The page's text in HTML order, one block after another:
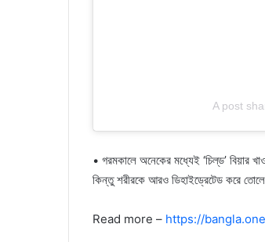
A post
• গরমকালে অনেকের মধ্যেই ‘চিল্‌ড’ বিয়ার
কিন্তু শরীরকে আরও ডিহাইড্রেটেড করে
Read more – https://